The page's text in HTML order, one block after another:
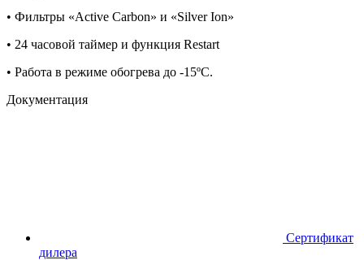
• Фильтры «Active Carbon» и «Silver Ion»
• 24 часовой таймер и функция Restart
• Работа в режиме обогрева до -15ºС.
Документация
Сертификат
дилера